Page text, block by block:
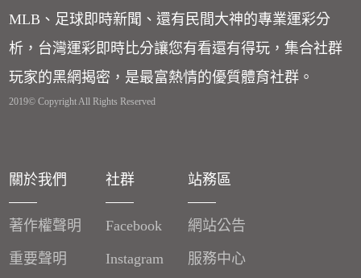
MLB、足球即時新聞、還有民間大神的專業運彩分
析，台灣運彩即時比分讓您有看還有得玩，集合社群
玩家的黑網揭密，是最富熱情的優質體育社群。
2019© Copyright All Rights Reserved
關於我們
著作權聲明
重要聲明
社群
Facebook
Instagram
站務區
網站公告
服務中心